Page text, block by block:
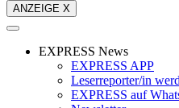
ANZEIGE X
EXPRESS News
EXPRESS APP
Leserreporter/in
EXPRESS auf